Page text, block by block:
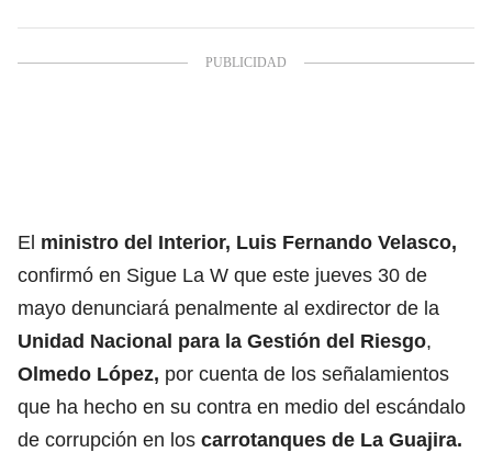
El ministro del Interior, Luis Fernando Velasco,
confirmó en Sigue La W que este jueves 30 de
mayo denunciará penalmente al exdirector de la
Unidad Nacional para la Gestión del Riesgo,
Olmedo López, por cuenta de los señalamientos
que ha hecho en su contra en medio del escándalo
de corrupción en los carrotanques de La Guajira.